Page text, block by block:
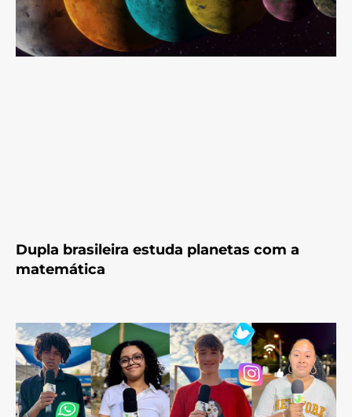
Dupla brasileira estuda planetas com a
matemática